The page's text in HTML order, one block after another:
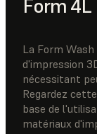
Form
La Form
d'impression
nécessitant
Regardez
base de
matériaux